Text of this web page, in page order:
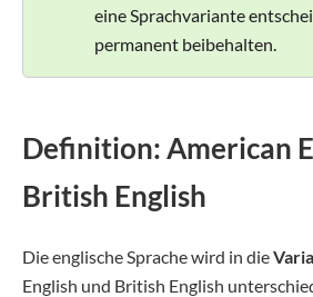
eine Sprachvariante
permanent beibehalten.
Definition: American
British English
Die englische Sprache wird in die
English und British English